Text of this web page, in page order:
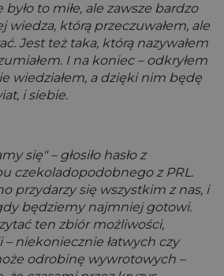
było to miłe, ale zawsze bardzo
wiedza, którą przeczuwałem, ale
Jest też taka, którą nazywałem
I na koniec – odkryłem
wiedziałem, a dzięki nim będę
i siebie.
się" – głosiło hasło z
czekoladopodobnego z PRL.
przydarzy się wszystkim z nas, i
będziemy najmniej gotowi.
ten zbiór możliwości,
niekoniecznie łatwych czy
odrobinę wywrotowych –